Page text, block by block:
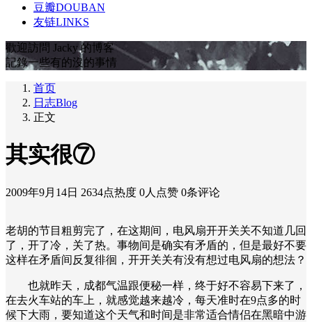
豆瓣DOUBAN
友链LINKS
歡迎訪問 Jacky 的博客
記錄一些有的沒的事情
首页
日志Blog
正文
其实很⑦
2009年9月14日 2634点热度 0人点赞 0条评论
老胡的节目粗剪完了，在这期间，电风扇开开关关不知道几回
了，开了冷，关了热。事物间是确实有矛盾的，但是最好不要
这样在矛盾间反复徘徊，开开关关有没有想过电风扇的想法？
也就昨天，成都气温跟便秘一样，终于好不容易下来了，
在去火车站的车上，就感觉越来越冷，每天准时在9点多的时
候下大雨，要知道这个天气和时间是非常适合情侣在黑暗中游